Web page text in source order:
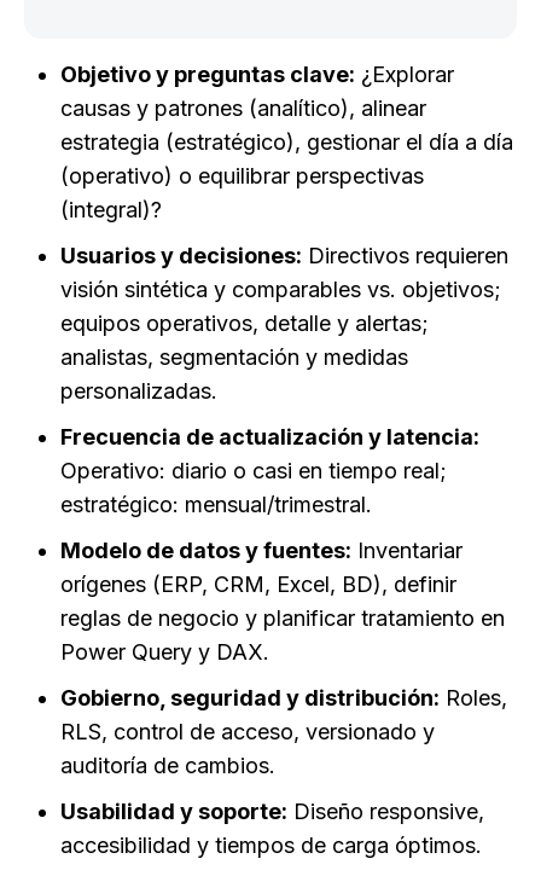
Objetivo y preguntas clave: ¿Explorar
causas y patrones (analítico), alinear
estrategia (estratégico), gestionar el día a día
(operativo) o equilibrar perspectivas
(integral)?
Usuarios y decisiones: Directivos requieren
visión sintética y comparables vs. objetivos;
equipos operativos, detalle y alertas;
analistas, segmentación y medidas
personalizadas.
Frecuencia de actualización y latencia:
Operativo: diario o casi en tiempo real;
estratégico: mensual/trimestral.
Modelo de datos y fuentes: Inventariar
orígenes (ERP, CRM, Excel, BD), definir
reglas de negocio y planificar tratamiento en
Power Query y DAX.
Gobierno, seguridad y distribución: Roles,
RLS, control de acceso, versionado y
auditoría de cambios.
Usabilidad y soporte: Diseño responsive,
accesibilidad y tiempos de carga óptimos.